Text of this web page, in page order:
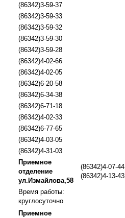
(86342)3-59-37
(86342)3-59-33
(86342)3-59-32
(86342)3-59-30
(86342)3-59-28
(86342)4-02-66
(86342)4-02-05
(86342)6-20-58
(86342)6-34-38
(86342)6-71-18
(86342)4-02-33
(86342)6-77-65
(86342)4-03-05
(86342)4-31-03
Приемное
отделение
ул.Измайлова,58
(86342)4-07-44
(86342)4-13-43
Время работы:
круглосуточно
Приемное